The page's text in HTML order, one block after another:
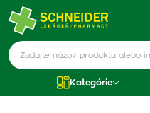
Kategórie